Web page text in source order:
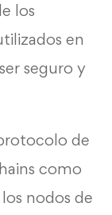
los
en
seguro y
de
como
nodos de